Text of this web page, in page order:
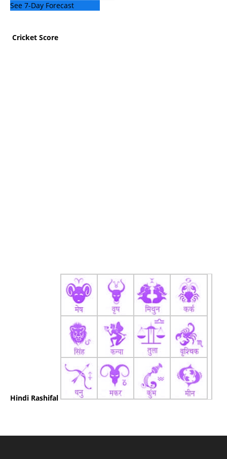
See 7-Day Forecast
Cricket Score
Hindi Rashifal